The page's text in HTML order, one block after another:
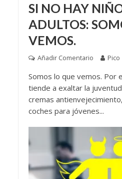
SI NO HAY
ADULTOS:
VEMOS.
Añadir Comentario Pico
Somos lo que vemos. Por
tiende a exaltar la
cremas
coches para jóvenes...